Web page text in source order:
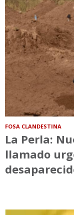
FOSA CLANDESTINA
La Perla:
llamado